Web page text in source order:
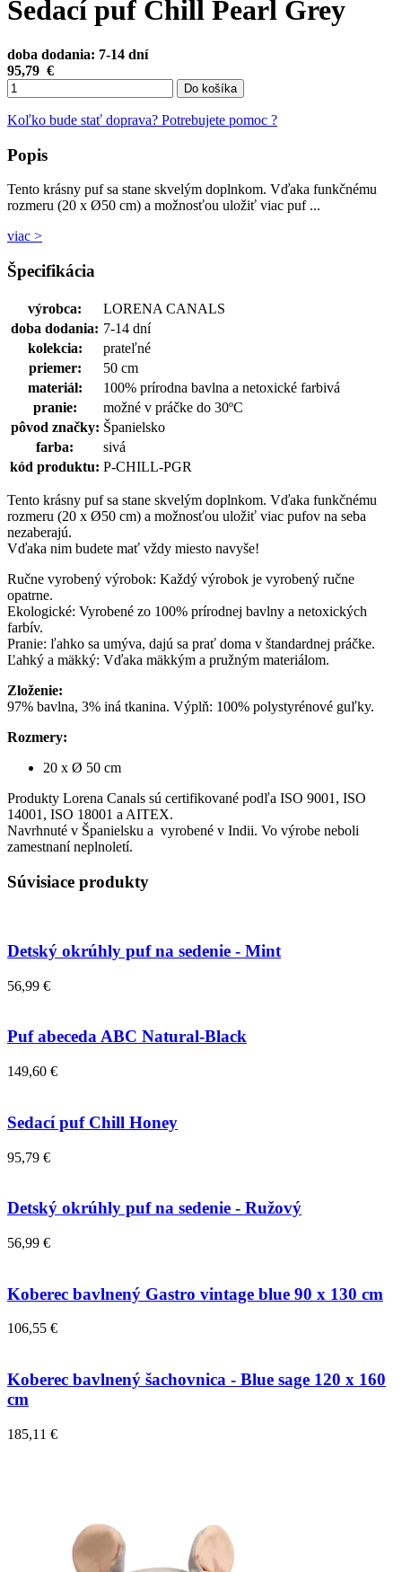
Sedací puf Chill Pearl Grey
doba dodania: 7-14 dní
95,79 €
Do košíka
Koľko bude stať doprava? Potrebujete pomoc ?
Popis
Tento krásny puf sa stane skvelým doplnkom. Vďaka funkčnému
rozmeru (20 x Ø50 cm) a možnosťou uložiť viac puf ...
viac >
Špecifikácia
výrobca:
LORENA CANALS
doba dodania: 7-14 dní
kolekcia:
prateľné
priemer:
50 cm
materiál:
100% prírodna bavlna a netoxické farbivá
pranie:
možné v práčke do 30ºC
pôvod značky: Španielsko
farba:
sivá
kód produktu: P-CHILL-PGR
Tento krásny puf sa stane skvelým doplnkom. Vďaka funkčnému
rozmeru (20 x Ø50 cm) a možnosťou uložiť viac pufov na seba
nezaberajú.
Vďaka nim budete mať vždy miesto navyše!
Ručne vyrobený výrobok: Každý výrobok je vyrobený ručne
opatrne.
Ekologické: Vyrobené zo 100% prírodnej bavlny a netoxických
farbív.
Pranie: ľahko sa umýva, dajú sa prať doma v štandardnej práčke.
Ľahký a mäkký: Vďaka mäkkým a pružným materiálom.
Zloženie:
97% bavlna, 3% iná tkanina. Výplň: 100% polystyrénové guľky.
Rozmery:
20 x Ø 50 cm
Produkty Lorena Canals sú certifikované podľa ISO 9001, ISO
14001, ISO 18001 a AITEX.
Navrhnuté v Španielsku a vyrobené v Indii. Vo výrobe neboli
zamestnaní neplnoletí.
Súvisiace produkty
Detský okrúhly puf na sedenie - Mint
56,99 €
Puf abeceda ABC Natural-Black
149,60 €
Sedací puf Chill Honey
95,79 €
Detský okrúhly puf na sedenie - Ružový
56,99 €
Koberec bavlnený Gastro vintage blue 90 x 130 cm
106,55 €
Koberec bavlnený šachovnica - Blue sage 120 x 160
cm
185,11 €